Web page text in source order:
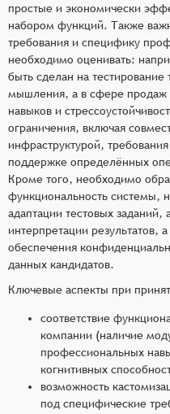
простые и экономически
набором функций. Также
требования и специфику
необходимо оценивать:
быть сделан на тестирование
мышления, а в сфере продаж
навыков и
ограничения, включая
инфраструктурой,
поддержке определённых
Кроме того, необходимо
функциональность системы,
адаптации тестовых заданий,
интерпретации результатов,
обеспечения
данных кандидатов.
Ключевые аспекты при
соответствие
компании (наличие
профессиональных
когнитивных
возможность
под специфические